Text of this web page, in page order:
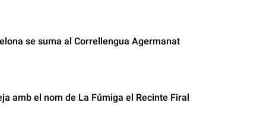
se suma al Correllengua Agermanat
amb el nom de La Fúmiga el Recinte Firal